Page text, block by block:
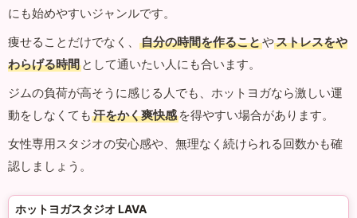
にも始めやすいジャンルです。
痩せることだけでなく、
自分の時間を作ることやストレスをや
わらげる時間 として通いたい人にも合います。
ジムの負荷が高そうに感じる人でも、ホットヨガなら激しい運
動をしなくても 汗をかく爽快感 を得やすい場合があります。
女性専用スタジオの安心感や、無理なく続けられる回数かも確
認しましょう。
ホットヨガスタジオ LAVA